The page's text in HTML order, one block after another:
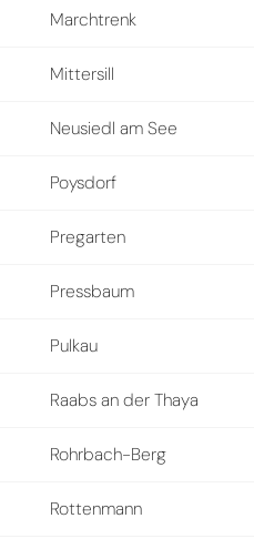
Marchtrenk
Mittersill
Neusiedl am See
Poysdorf
Pregarten
Pressbaum
Pulkau
Raabs an der Thaya
Rohrbach-Berg
Rottenmann